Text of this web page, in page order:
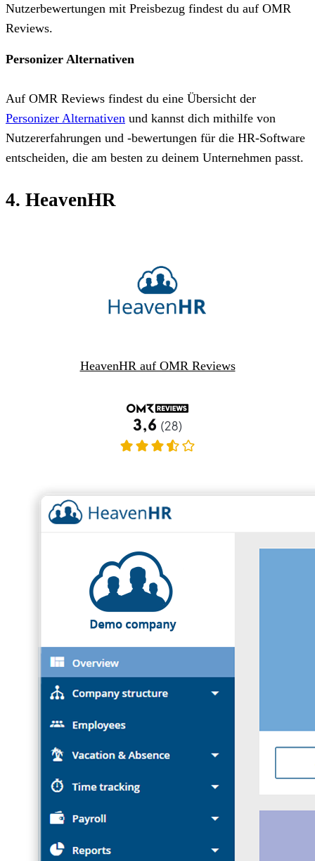
Nutzerbewertungen mit Preisbezug findest du auf OMR
Reviews.
Personizer Alternativen
Auf OMR Reviews findest du eine Übersicht der
Personizer Alternativen und kannst dich mithilfe von
Nutzererfahrungen und -bewertungen für die HR-Software
entscheiden, die am besten zu deinem Unternehmen passt.
4. HeavenHR
HeavenHR auf OMR Reviews